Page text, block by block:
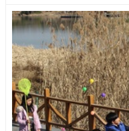
3. HƯỚNG DẪN SỬ
Nhờ hệ thống lò xo tự động
nan này trở nên vô cùng đơn
Mở ô:Tháo dây
và nhấn nút trên tay
Đóng ô:Nhấn nút